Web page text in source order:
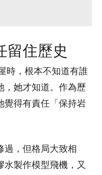
留住歷史
時，根本不知道有誰
，她才知道。作為歷
覺得有責任「保持岩
過，但格局大致相
水製作模型飛機，又